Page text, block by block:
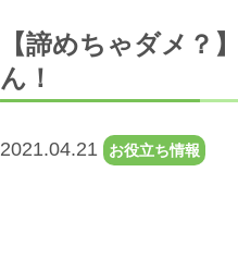
【諦めちゃダメ
ん！
2021.04.21 お役立ち情報